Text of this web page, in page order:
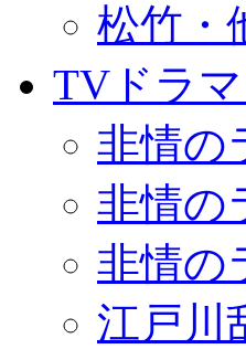
松竹・
TVドラ
非情の
非情の
非情の
江戸川